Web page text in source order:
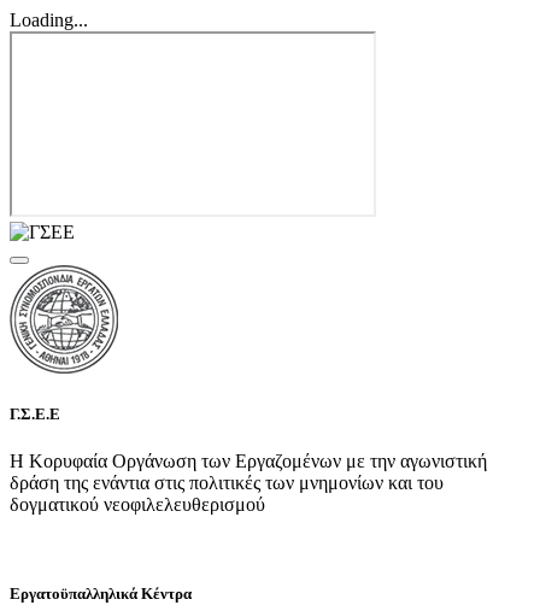
Loading...
Γ.Σ.Ε.Ε
Η Κορυφαία Οργάνωση των Εργαζομένων με την αγωνιστική
δράση της ενάντια στις πολιτικές των μνημονίων και του
δογματικού νεοφιλελευθερισμού
Εργατοϋπαλληλικά Κέντρα